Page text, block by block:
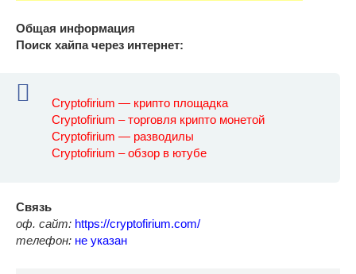
Общая информация
Поиск хайпа через интернет:
Cryptofirium — крипто площадка
Cryptofirium – торговля крипто монетой
Cryptofirium — разводилы
Cryptofirium – обзор в ютубе
Связь
оф. сайт: https://cryptofirium.com/
телефон: не указан